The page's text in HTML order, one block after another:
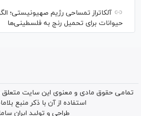
آلکاتراز تمساحی رژیم صهیونیستی؛
حیوانات برای تحمیل رنج به فلسطینی‌ها
تمامی حقوق مادی و معنوی این سایت متعلق
استفاده از آن با ذکر منبع
طراحی و تولید ایران